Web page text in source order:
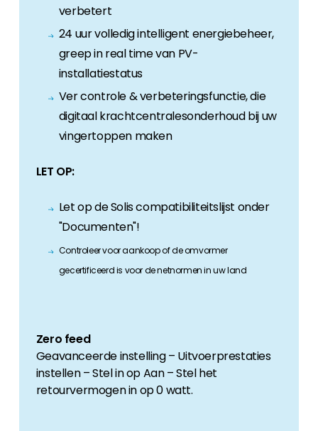
verbetert
24 uur volledig intelligent energiebeheer,
greep in real time van PV-
installatiestatus
Ver controle & verbeteringsfunctie, die
digitaal krachtcentralesonderhoud bij uw
vingertoppen maken
LET OP:
Let op de Solis compatibiliteitslijst onder
"Documenten"!
Controleer voor aankoop of de omvormer
gecertificeerd is voor de netnormen in uw land
Zero feed
Geavanceerde instelling – Uitvoerprestaties
instellen – Stel in op Aan – Stel het
retourvermogen in op 0 watt.